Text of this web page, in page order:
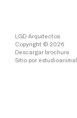
LGD Arquitectos
Copyright © 2026
Descargar brochure
Sitio por estudioanimal